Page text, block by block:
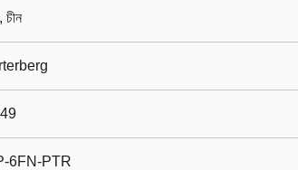
চীন
6FN-PTR